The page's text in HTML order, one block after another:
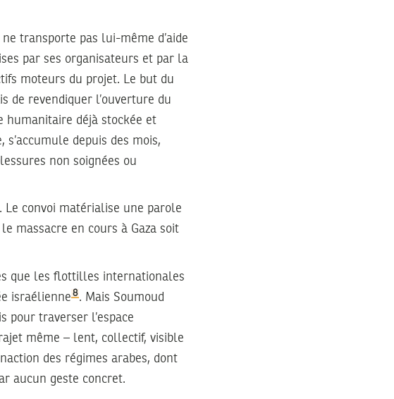
transporte pas lui-même d’aide
par ses organisateurs et par la
moteurs du projet. Le but du
de revendiquer l’ouverture du
humanitaire déjà stockée et
depuis des mois,
non soignées ou
convoi matérialise une parole
massacre en cours à Gaza soit
que les flottilles internationales
israélienne 8 . Mais Soumoud
pour traverser l’espace
même – lent, collectif, visible
des régimes arabes, dont
aucun geste concret.